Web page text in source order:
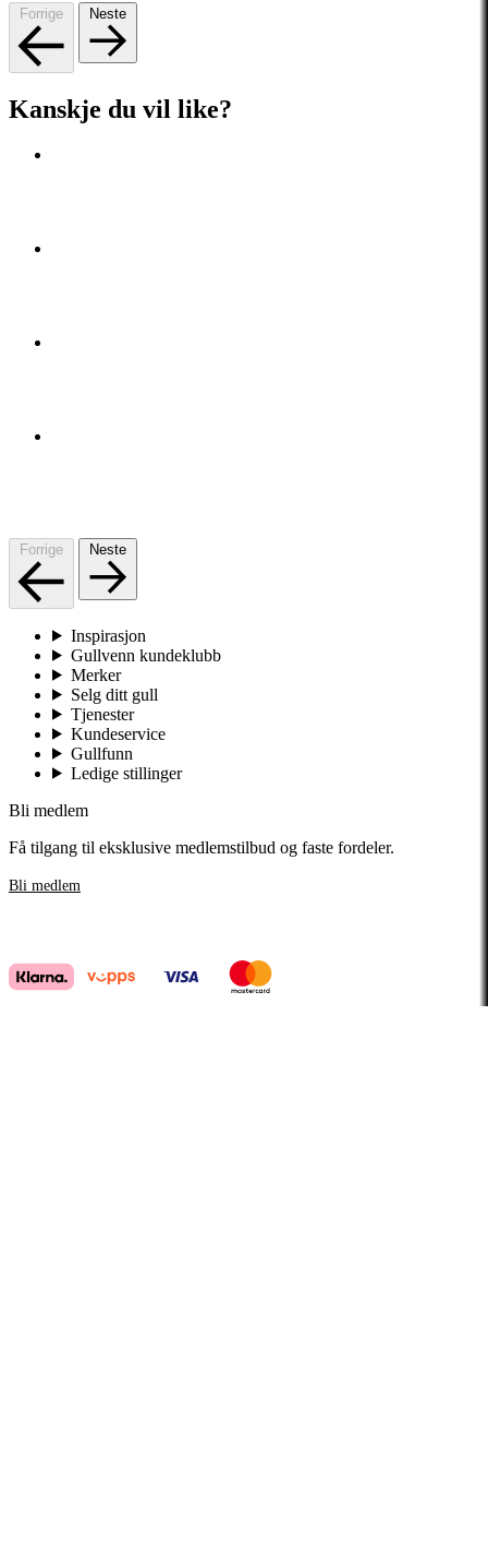
Forrige Neste
Kanskje du vil like?
Forrige Neste
Inspirasjon
Gullvenn kundeklubb
Merker
Selg ditt gull
Tjenester
Kundeservice
Gullfunn
Ledige stillinger
Bli medlem
Få tilgang til eksklusive medlemstilbud og faste fordeler.
Bli medlem